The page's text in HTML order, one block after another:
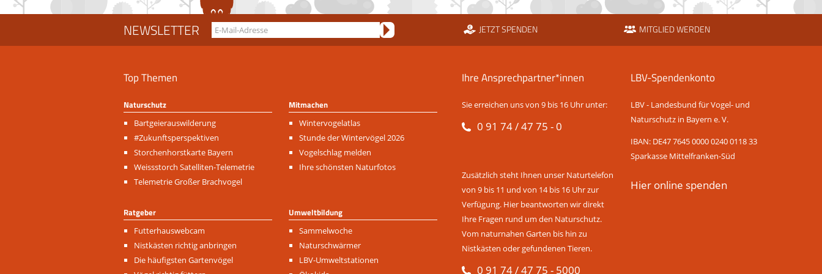
NEWSLETTER JETZT SPENDEN MITGLIED WERDEN
Top Themen
Naturschutz
Navigation
überspringen
Bartgeierauswilderung
#Zukunftsperspektiven
Storchenhorstkarte Bayern
Weissstorch Satelliten-Telemetrie
Telemetrie Großer Brachvogel
Mitmachen
Navigation
überspringen
Wintervogelatlas
Stunde der Wintervögel 2026
Vogelschlag melden
Ihre schönsten Naturfotos
Ratgeber
Navigation
überspringen
Futterhauswebcam
Nistkästen richtig anbringen
Die häufigsten Gartenvögel
Umweltbildung
Navigation
überspringen
Sammelwoche
Naturschwärmer
LBV-Umweltstationen
Ihre Ansprechpartner*innen
Sie erreichen uns von 9 bis 16 Uhr unter:
0 91 74 / 47 75 - 0
Zusätzlich steht Ihnen unser Naturtelefon
von 9 bis 11 und von 14 bis 16 Uhr zur
Verfügung. Hier beantworten wir direkt
Ihre Fragen rund um den Naturschutz.
Vom naturnahen Garten bis hin zu
Nistkästen oder gefundenen Tieren.
0 91 74 / 47 75 - 5000
LBV-Spendenkonto
LBV - Landesbund für Vogel- und
Naturschutz in Bayern e. V.
IBAN: DE47 7645 0000 0240 0118 33
Sparkasse Mittelfranken-Süd
Hier online spenden